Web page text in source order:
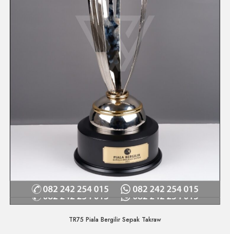
Quick View
TR75 Piala Bergilir Sepak Takraw